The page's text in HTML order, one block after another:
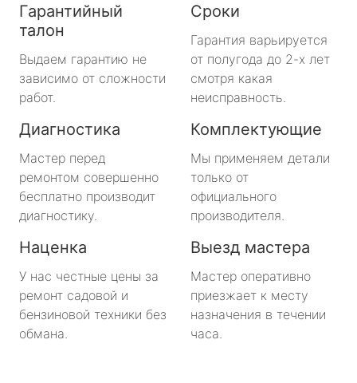
Гарантийный
талон
Выдаем гарантию не
зависимо от сложности
работ.
Сроки
Гарантия варьируется
от полугода до 2-х лет
смотря какая
неисправность.
Диагностика
Мастер перед
ремонтом совершенно
бесплатно производит
диагностику.
Комплектующие
Мы применяем детали
только от
официального
производителя.
Наценка
У нас честные цены за
ремонт садовой и
бензиновой техники без
обмана.
Выезд мастера
Мастер оперативно
приезжает к месту
назначения в течении
часа.